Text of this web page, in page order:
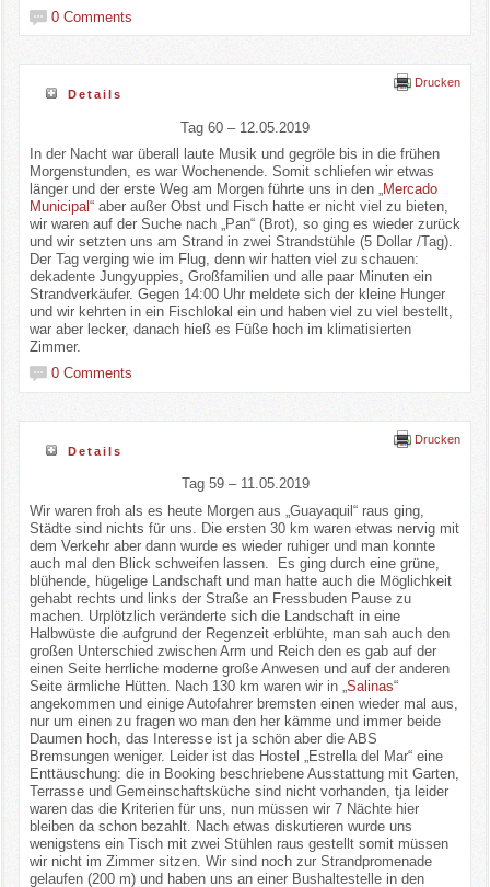
0 Comments
Drucken
Details
Tag 60 – 12.05.2019
In der Nacht war überall laute Musik und gegröle bis in die frühen
Morgenstunden, es war Wochenende. Somit schliefen wir etwas
länger und der erste Weg am Morgen führte uns in den „Mercado
Municipal“ aber außer Obst und Fisch hatte er nicht viel zu bieten,
wir waren auf der Suche nach „Pan“ (Brot), so ging es wieder zurück
und wir setzten uns am Strand in zwei Strandstühle (5 Dollar /Tag).
Der Tag verging wie im Flug, denn wir hatten viel zu schauen:
dekadente Jungyuppies, Großfamilien und alle paar Minuten ein
Strandverkäufer. Gegen 14:00 Uhr meldete sich der kleine Hunger
und wir kehrten in ein Fischlokal ein und haben viel zu viel bestellt,
war aber lecker, danach hieß es Füße hoch im klimatisierten
Zimmer.
0 Comments
Drucken
Details
Tag 59 – 11.05.2019
Wir waren froh als es heute Morgen aus „Guayaquil“ raus ging,
Städte sind nichts für uns. Die ersten 30 km waren etwas nervig mit
dem Verkehr aber dann wurde es wieder ruhiger und man konnte
auch mal den Blick schweifen lassen. Es ging durch eine grüne,
blühende, hügelige Landschaft und man hatte auch die Möglichkeit
gehabt rechts und links der Straße an Fressbuden Pause zu
machen. Urplötzlich veränderte sich die Landschaft in eine
Halbwüste die aufgrund der Regenzeit erblühte, man sah auch den
großen Unterschied zwischen Arm und Reich den es gab auf der
einen Seite herrliche moderne große Anwesen und auf der anderen
Seite ärmliche Hütten. Nach 130 km waren wir in „ Salinas“
angekommen und einige Autofahrer bremsten einen wieder mal aus,
nur um einen zu fragen wo man den her kämme und immer beide
Daumen hoch, das Interesse ist ja schön aber die ABS
Bremsungen weniger. Leider ist das Hostel „Estrella del Mar“ eine
Enttäuschung: die in Booking beschriebene Ausstattung mit Garten,
Terrasse und Gemeinschaftsküche sind nicht vorhanden, tja leider
waren das die Kriterien für uns, nun müssen wir 7 Nächte hier
bleiben da schon bezahlt. Nach etwas diskutieren wurde uns
wenigstens ein Tisch mit zwei Stühlen raus gestellt somit müssen
wir nicht im Zimmer sitzen. Wir sind noch zur Strandpromenade
gelaufen (200 m) und haben uns an einer Bushaltestelle in den